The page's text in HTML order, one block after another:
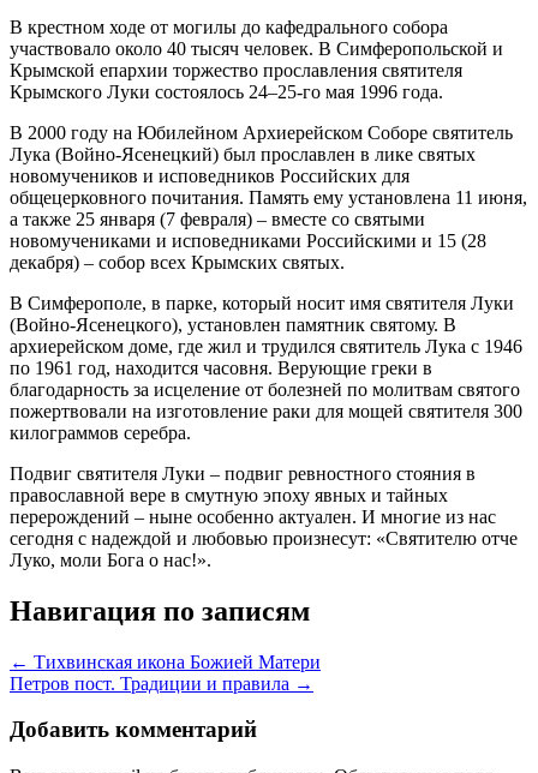
В крестном ходе от могилы до кафедрального собора
участвовало около 40 тысяч человек. В Симферопольской и
Крымской епархии торжество прославления святителя
Крымского Луки состоялось 24–25-го мая 1996 года.
В 2000 году на Юбилейном Архиерейском Соборе святитель
Лука (Войно-Ясенецкий) был прославлен в лике святых
новомучеников и исповедников Российских для
общецерковного почитания. Память ему установлена 11 июня,
а также 25 января (7 февраля) – вместе со святыми
новомучениками и исповедниками Российскими и 15 (28
декабря) – собор всех Крымских святых.
В Симферополе, в парке, который носит имя святителя Луки
(Войно-Ясенецкого), установлен памятник святому. В
архиерейском доме, где жил и трудился святитель Лука с 1946
по 1961 год, находится часовня. Верующие греки в
благодарность за исцеление от болезней по молитвам святого
пожертвовали на изготовление раки для мощей святителя 300
килограммов серебра.
Подвиг святителя Луки – подвиг ревностного стояния в
православной вере в смутную эпоху явных и тайных
перерождений – ныне особенно актуален. И многие из нас
сегодня с надеждой и любовью произнесут: «Святителю отче
Луко, моли Бога о нас!».
Навигация по записям
← Тихвинская икона Божией Матери
Петров пост. Традиции и правила →
Добавить комментарий